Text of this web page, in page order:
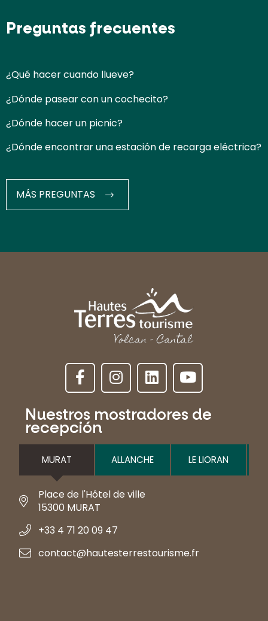
Preguntas frecuentes
¿Qué hacer cuando llueve?
¿Dónde pasear con un cochecito?
¿Dónde hacer un picnic?
¿Dónde encontrar una estación de recarga eléctrica?
MÁS PREGUNTAS
Nuestros mostradores de
recepción
MURAT ALLANCHE LE LIORAN
Place de l'Hôtel de ville
15300 MURAT
+33 4 71 20 09 47
contact@hautesterrestourisme.fr